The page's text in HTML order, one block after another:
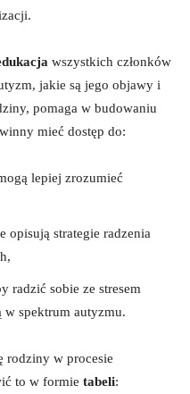
wszystkich członków
jakie są jego objawy i
pomaga w budowaniu
mieć dostęp do:
lepiej zrozumieć
opisują strategie radzenia
radzić sobie ze stresem
w spektrum autyzmu.
rodziny w procesie
to w formie tabeli: